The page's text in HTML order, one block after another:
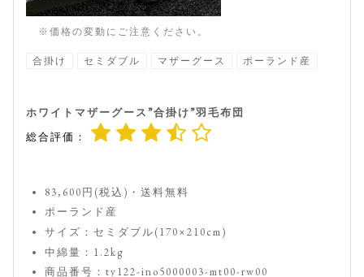
※価格の変動にご注意ください。
合掛け セミダブル マザーグース ポーランド産
ホワイトマザーグース”合掛け”羽毛布団
総合評価：
83,600円(税込)・送料無料
ポーランド産
サイズ：セミダブル(170×210cm)
中綿量：1.2kg
商品番号：ty122-ino5000003-mt00-rw00